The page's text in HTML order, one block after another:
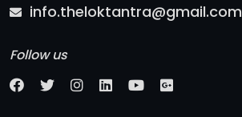
info.theloktantra@gmail.com
Follow us